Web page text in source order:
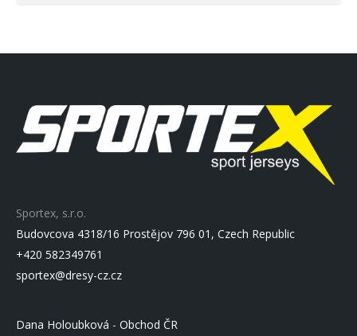
Sportex, s.r.o.
Budovcova 4318/16 Prostějov 796 01, Czech Republic
+420 582349761
sportex@dresy-cz.cz
Dana Holoubková - Obchod ČR